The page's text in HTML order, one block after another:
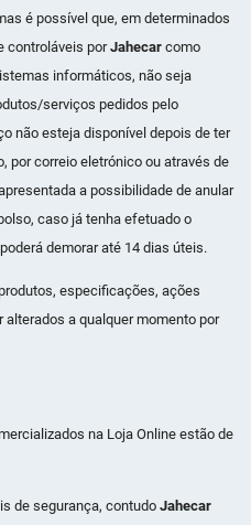
é possível que, em determinados
controláveis porJahecarcomo
informáticos, não seja
serviços pedidos pelo
não esteja disponível depois de ter
por correio eletrónico ou através de
a possibilidade de anular
caso já tenha efetuado o
demorar até 14 dias úteis.
especificações, ações
a qualquer momento por
na Loja Online estão de
de segurança, contudo Jahecar